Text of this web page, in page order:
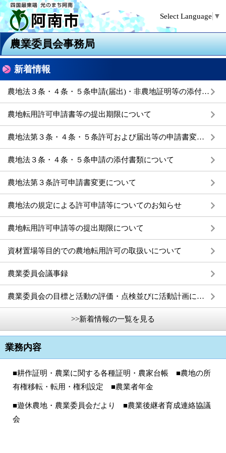
Select Language ▼
農業委員会事務局
新着情報
農地法３条・４条・５条申請(届出)・非農地証明等の添付書類について
農地転用許可申請書等の提出期限について
農地法第３条・４条・５条許可および届出等の申請書変更について
農地法３条・４条・５条申請の添付書類について
農地法第３条許可申請書変更について
農地法の規定による許可申請等についてのお知らせ
農地転用許可申請等の提出期限について
資材置場等目的での農地転用許可の取扱いについて
農業委員会議事録
農業委員会の目標と活動の評価・点検並びに活動計画について
>>新着情報の一覧を見る
業務内容
■耕作証明・農業に関する各種証明・農家台帳 ■農地の所
有権移転・転用・権利設定 ■農業者年金
■遊休農地・農業委員会だより ■農業後継者育成連絡協議
会